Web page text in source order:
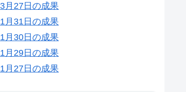
3月27日の成果
1月31日の成果
1月30日の成果
1月29日の成果
1月27日の成果